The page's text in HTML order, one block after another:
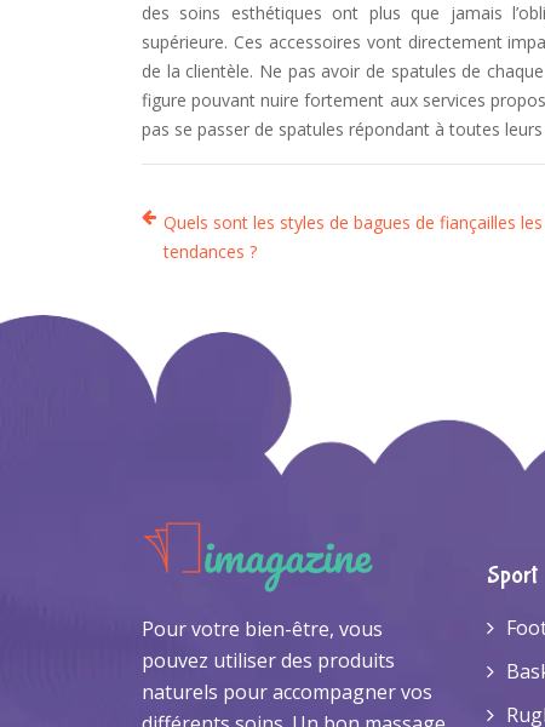
des soins esthétiques ont plus que jamais
supérieure. Ces accessoires vont directement
de la clientèle. Ne pas avoir de spatules de
figure pouvant nuire fortement aux services
pas se passer de spatules répondant à toutes
Quels sont les styles de bagues de fiançailles
tendances ?
Pour votre bien-être, vous
pouvez utiliser des produits
naturels pour accompagner vos
Sport